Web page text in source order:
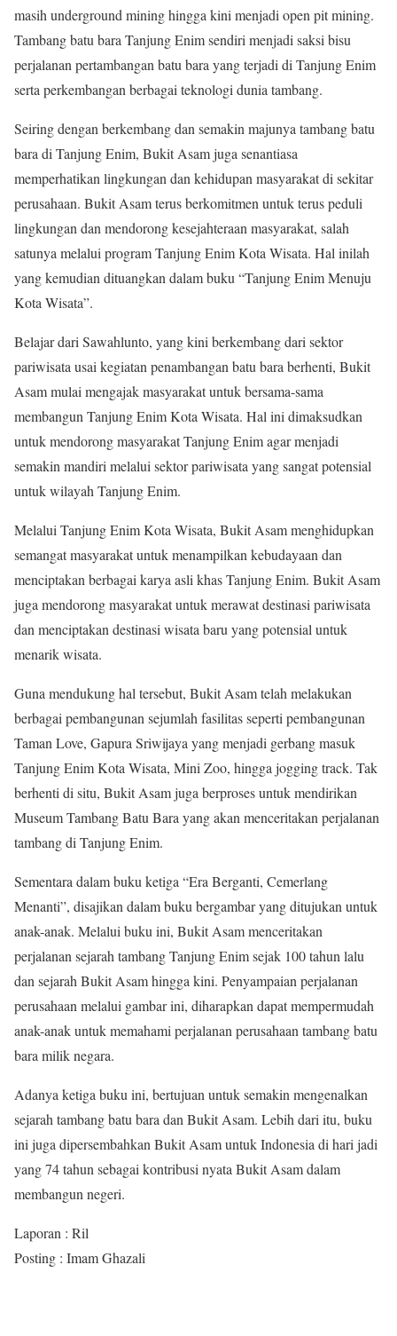
masih underground mining hingga kini menjadi open pit mining.
Tambang batu bara Tanjung Enim sendiri menjadi saksi bisu
perjalanan pertambangan batu bara yang terjadi di Tanjung Enim
serta perkembangan berbagai teknologi dunia tambang.
Seiring dengan berkembang dan semakin majunya tambang batu
bara di Tanjung Enim, Bukit Asam juga senantiasa
memperhatikan lingkungan dan kehidupan masyarakat di sekitar
perusahaan. Bukit Asam terus berkomitmen untuk terus peduli
lingkungan dan mendorong kesejahteraan masyarakat, salah
satunya melalui program Tanjung Enim Kota Wisata. Hal inilah
yang kemudian dituangkan dalam buku “Tanjung Enim Menuju
Kota Wisata”.
Belajar dari Sawahlunto, yang kini berkembang dari sektor
pariwisata usai kegiatan penambangan batu bara berhenti, Bukit
Asam mulai mengajak masyarakat untuk bersama-sama
membangun Tanjung Enim Kota Wisata. Hal ini dimaksudkan
untuk mendorong masyarakat Tanjung Enim agar menjadi
semakin mandiri melalui sektor pariwisata yang sangat potensial
untuk wilayah Tanjung Enim.
Melalui Tanjung Enim Kota Wisata, Bukit Asam menghidupkan
semangat masyarakat untuk menampilkan kebudayaan dan
menciptakan berbagai karya asli khas Tanjung Enim. Bukit Asam
juga mendorong masyarakat untuk merawat destinasi pariwisata
dan menciptakan destinasi wisata baru yang potensial untuk
menarik wisata.
Guna mendukung hal tersebut, Bukit Asam telah melakukan
berbagai pembangunan sejumlah fasilitas seperti pembangunan
Taman Love, Gapura Sriwijaya yang menjadi gerbang masuk
Tanjung Enim Kota Wisata, Mini Zoo, hingga jogging track. Tak
berhenti di situ, Bukit Asam juga berproses untuk mendirikan
Museum Tambang Batu Bara yang akan menceritakan perjalanan
tambang di Tanjung Enim.
Sementara dalam buku ketiga “Era Berganti, Cemerlang
Menanti”, disajikan dalam buku bergambar yang ditujukan untuk
anak-anak. Melalui buku ini, Bukit Asam menceritakan
perjalanan sejarah tambang Tanjung Enim sejak 100 tahun lalu
dan sejarah Bukit Asam hingga kini. Penyampaian perjalanan
perusahaan melalui gambar ini, diharapkan dapat mempermudah
anak-anak untuk memahami perjalanan perusahaan tambang batu
bara milik negara.
Adanya ketiga buku ini, bertujuan untuk semakin mengenalkan
sejarah tambang batu bara dan Bukit Asam. Lebih dari itu, buku
ini juga dipersembahkan Bukit Asam untuk Indonesia di hari jadi
yang 74 tahun sebagai kontribusi nyata Bukit Asam dalam
membangun negeri.
Laporan : Ril
Posting : Imam Ghazali